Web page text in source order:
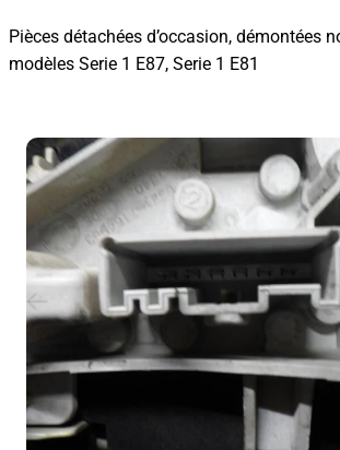
Pièces détachées d’occasion, démontées
modèles Serie 1 E87, Serie 1 E81